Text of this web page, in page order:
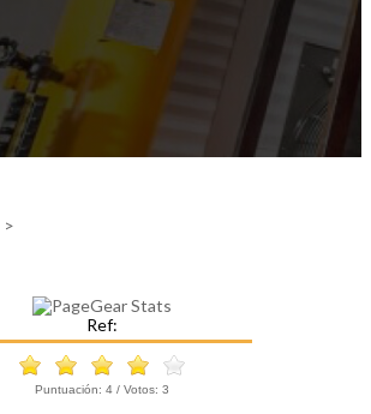
>
Ref:
Puntuación: 4 / Votos: 3